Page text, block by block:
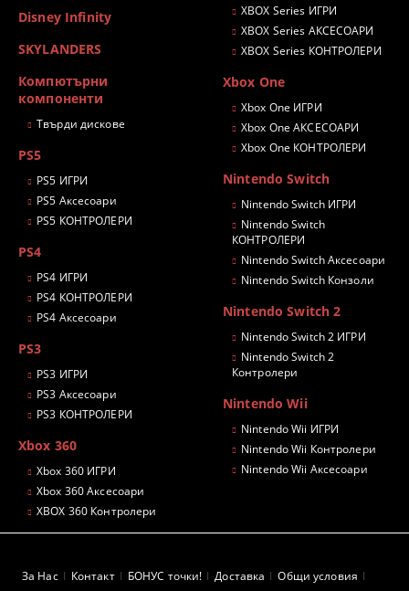
Disney Infinity
SKYLANDERS
Компютърни
компоненти
Твърди дискове
PS5
PS5 ИГРИ
PS5 Аксесоари
PS5 КОНТРОЛЕРИ
PS4
PS4 ИГРИ
PS4 КОНТРОЛЕРИ
PS4 Аксесоари
PS3
PS3 ИГРИ
PS3 Аксесоари
PS3 КОНТРОЛЕРИ
Xbox 360
Xbox 360 ИГРИ
Xbox 360 Аксесоари
XBOX 360 Контролери
XBOX Series ИГРИ
XBOX Series АКСЕСОАРИ
XBOX Series КОНТРОЛЕРИ
Xbox One
Xbox One ИГРИ
Xbox One АКСЕСОАРИ
Xbox One КОНТРОЛЕРИ
Nintendo Switch
Nintendo Switch ИГРИ
Nintendo Switch
КОНТРОЛЕРИ
Nintendo Switch Аксесоари
Nintendo Switch Конзоли
Nintendo Switch 2
Nintendo Switch 2 ИГРИ
Nintendo Switch 2
Контролери
Nintendo Wii
Nintendo Wii ИГРИ
Nintendo Wii Контролери
Nintendo Wii Аксесоари
За Нас Контакт БОНУС точки! Доставка Общи условия